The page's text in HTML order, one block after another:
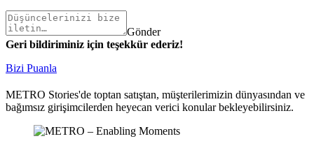
Gönder
Geri bildiriminiz için teşekkür ederiz!
Bizi Puanla
METRO Stories'de toptan satıştan, müşterilerimizin dünyasından ve
bağımsız girişimcilerden heyecan verici konular bekleyebilirsiniz.